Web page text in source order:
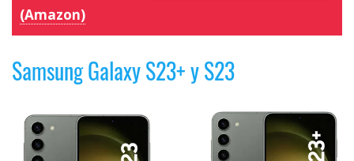
(Amazon)
Samsung Galaxy S23+ y S23